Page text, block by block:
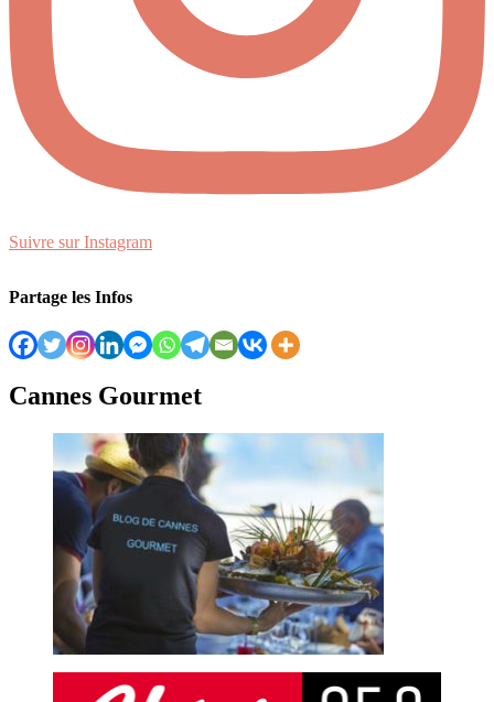
Suivre sur Instagram
Partage les Infos
Cannes Gourmet